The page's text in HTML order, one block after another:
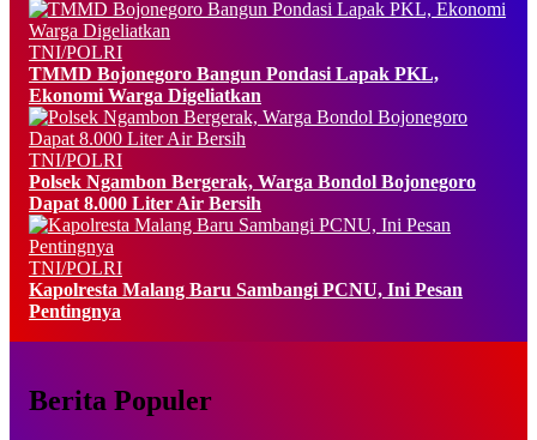
TNI/POLRI
TMMD Bojonegoro Bangun Pondasi Lapak PKL,
Ekonomi Warga Digeliatkan
TNI/POLRI
Polsek Ngambon Bergerak, Warga Bondol Bojonegoro
Dapat 8.000 Liter Air Bersih
TNI/POLRI
Kapolresta Malang Baru Sambangi PCNU, Ini Pesan
Pentingnya
Berita Populer